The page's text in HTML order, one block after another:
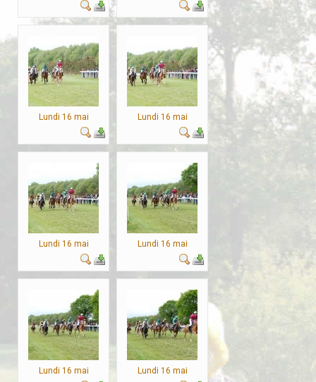
Lundi 16 mai Lundi 16 mai
Lundi 16 mai Lundi 16 mai
Lundi 16 mai Lundi 16 mai